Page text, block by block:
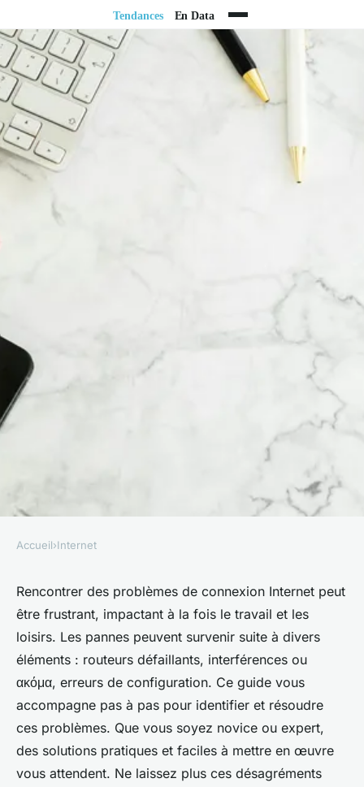
Comment résoudre des
problèmes de connexion
Internet ?
Théo•9 octobre 2024•7 min de lecture
Accueil›Internet
Rencontrer des problèmes de connexion Internet peut
être frustrant, impactant à la fois le travail et les
loisirs. Les pannes peuvent survenir suite à divers
éléments : routeurs défaillants, interférences ou
ακόμα, erreurs de configuration. Ce guide vous
accompagne pas à pas pour identifier et résoudre
ces problèmes. Que vous soyez novice ou expert,
des solutions pratiques et faciles à mettre en œuvre
vous attendent. Ne laissez plus ces désagréments